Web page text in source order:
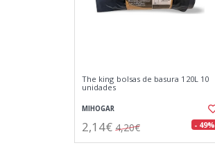
The king bolsas de basura 120L 10
unidades
MIHOGAR
2,14€ 4,20€ - 49%